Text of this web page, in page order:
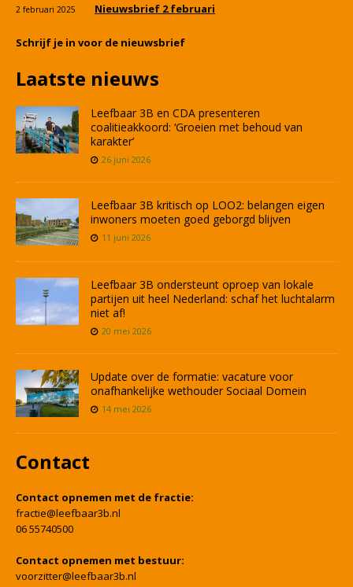
2 februari 2025 Nieuwsbrief 2 februari
Schrijf je in voor de nieuwsbrief
Laatste nieuws
Leefbaar 3B en CDA presenteren
coalitieakkoord: ‘Groeien met behoud van
karakter’
26 juni 2026
Leefbaar 3B kritisch op LOO2: belangen eigen
inwoners moeten goed geborgd blijven
11 juni 2026
Leefbaar 3B ondersteunt oproep van lokale
partijen uit heel Nederland: schaf het luchtalarm
niet af!
20 mei 2026
Update over de formatie: vacature voor
onafhankelijke wethouder Sociaal Domein
14 mei 2026
Contact
Contact opnemen met de fractie:
fractie@leefbaar3b.nl
06 55740500
Contact opnemen met bestuur:
voorzitter@leefbaar3b.nl